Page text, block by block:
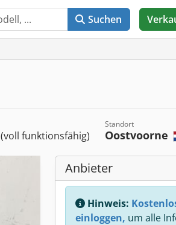
Suchen
(voll funktionsfähig)
Standort
Oostvoorne
Anbieter
Hinweis:
einloggen, um alle